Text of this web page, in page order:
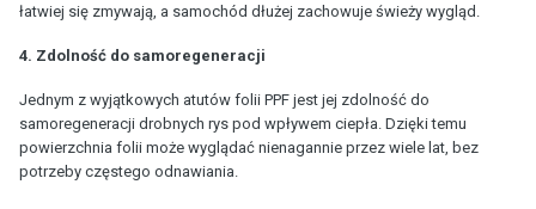
łatwiej się zmywają, a samochód dłużej zachowuje świeży wygląd.
4. Zdolność do samoregeneracji
Jednym z wyjątkowych atutów folii PPF jest jej zdolność do
samoregeneracji drobnych rys pod wpływem ciepła. Dzięki temu
powierzchnia folii może wyglądać nienagannie przez wiele lat, bez
potrzeby częstego odnawiania.